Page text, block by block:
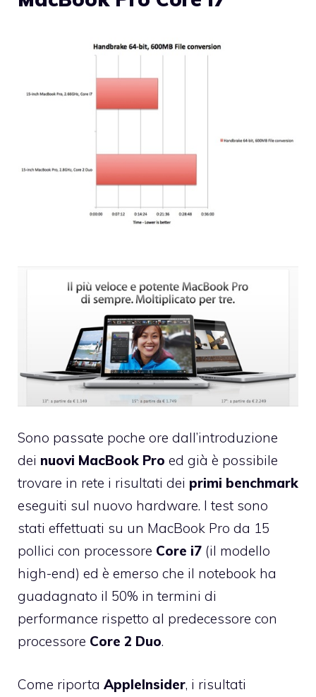
Sono passate poche ore dall’introduzione
dei nuovi MacBook Pro ed già è possibile
trovare in rete i risultati dei primi benchmark
eseguiti sul nuovo hardware. I test sono
stati effettuati su un MacBook Pro da 15
pollici con processore Core i7 (il modello
high-end) ed è emerso che il notebook ha
guadagnato il 50% in termini di
performance rispetto al predecessore con
processore Core 2 Duo.
Come riporta AppleInsider, i risultati